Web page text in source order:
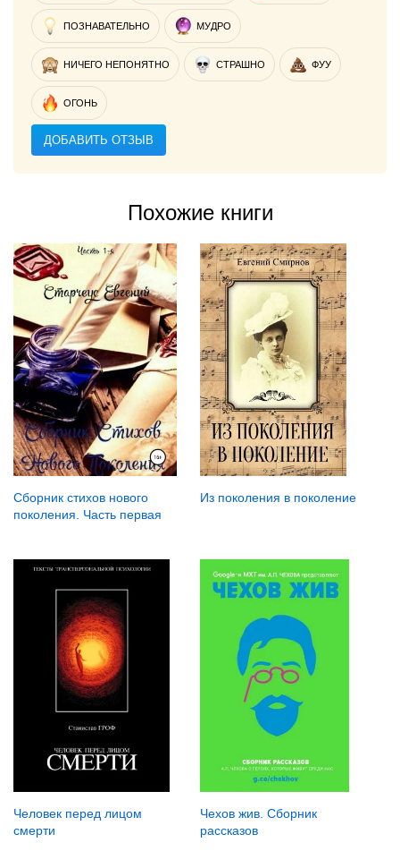
ПОЗНАВАТЕЛЬНО МУДРО
НИЧЕГО НЕПОНЯТНО СТРАШНО ФУУ
ОГОНЬ
ДОБАВИТЬ ОТЗЫВ
Похожие книги
Сборник стихов нового
поколения. Часть первая
Из поколения в поколение
Человек перед лицом
смерти
Чехов жив. Сборник
рассказов